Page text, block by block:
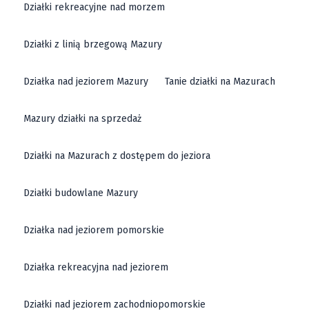
Działki rekreacyjne nad morzem
Działki z linią brzegową Mazury
Działka nad jeziorem Mazury Tanie działki na Mazurach
Mazury działki na sprzedaż
Działki na Mazurach z dostępem do jeziora
Działki budowlane Mazury
Działka nad jeziorem pomorskie
Działka rekreacyjna nad jeziorem
Działki nad jeziorem zachodniopomorskie